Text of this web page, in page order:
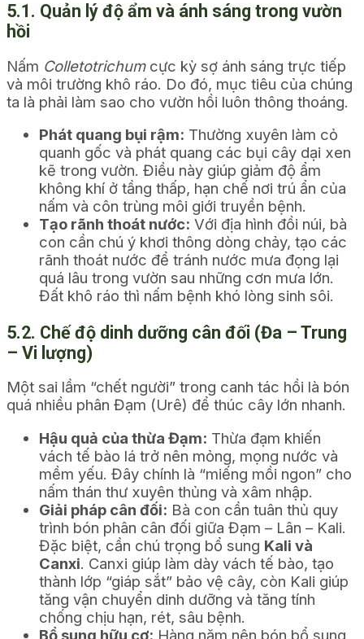
5.1. Quản lý độ ẩm và ánh sáng trong vườn
hồi
Nấm Colletotrichumcực kỳ sợ ánh sáng trực tiếp
và môi trường khô ráo. Do đó, mục tiêu của chúng
ta là phải làm sao cho vườn hồi luôn thông thoáng.
Phát quang bụi rậm: Thường xuyên làm cỏ
quanh gốc và phát quang các bụi cây dại xen
kẽ trong vườn. Điều này giúp giảm độ ẩm
không khí ở tầng thấp, hạn chế nơi trú ẩn của
nấm và côn trùng môi giới truyền bệnh.
Tạo rãnh thoát nước: Với địa hình đồi núi, bà
con cần chú ý khơi thông dòng chảy, tạo các
rãnh thoát nước để tránh nước mưa đọng lại
quá lâu trong vườn sau những cơn mưa lớn.
Đất khô ráo thì nấm bệnh khó lòng sinh sôi.
5.2. Chế độ dinh dưỡng cân đối (Đa – Trung
– Vi lượng)
Một sai lầm “chết người” trong canh tác hồi là bón
quá nhiều phân Đạm (Urê) để thúc cây lớn nhanh.
Hậu quả của thừa Đạm: Thừa đạm khiến
vách tế bào lá trở nên mỏng, mọng nước và
mềm yếu. Đây chính là “miếng mồi ngon” cho
nấm thán thư xuyên thủng và xâm nhập.
Giải pháp cân đối: Bà con cần tuân thủ quy
trình bón phân cân đối giữa Đạm – Lân – Kali.
Đặc biệt, cần chú trọng bổ sung Kali và
Canxi. Canxi giúp làm dày vách tế bào, tạo
thành lớp “giáp sắt” bảo vệ cây, còn Kali giúp
tăng vận chuyển dinh dưỡng và tăng tính
chống chịu hạn, rét, sâu bệnh.
Bổ sung hữu cơ: Hàng năm nên bón bổ sung